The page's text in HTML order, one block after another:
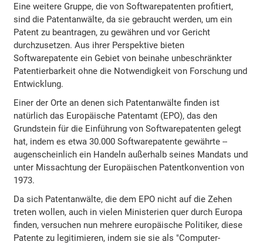
Eine weitere Gruppe, die von Softwarepatenten profitiert,
sind die Patentanwälte, da sie gebraucht werden, um ein
Patent zu beantragen, zu gewähren und vor Gericht
durchzusetzen. Aus ihrer Perspektive bieten
Softwarepatente ein Gebiet von beinahe unbeschränkter
Patentierbarkeit ohne die Notwendigkeit von Forschung und
Entwicklung.
Einer der Orte an denen sich Patentanwälte finden ist
natürlich das Europäische Patentamt (EPO), das den
Grundstein für die Einführung von Softwarepatenten gelegt
hat, indem es etwa 30.000 Softwarepatente gewährte --
augenscheinlich ein Handeln außerhalb seines Mandats und
unter Missachtung der Europäischen Patentkonvention von
1973.
Da sich Patentanwälte, die dem EPO nicht auf die Zehen
treten wollen, auch in vielen Ministerien quer durch Europa
finden, versuchen nun mehrere europäische Politiker, diese
Patente zu legitimieren, indem sie sie als "Computer-